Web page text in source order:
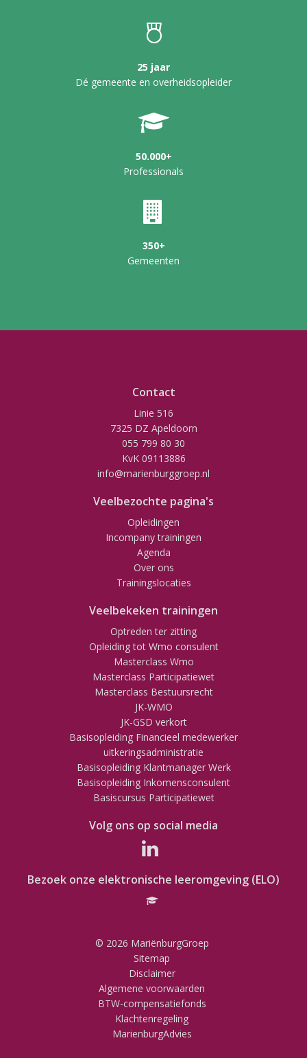
25 jaar
Dé gemeente en overheidsopleider
50.000+
Professionals
350+
Gemeenten
Contact
Linie 516
7325 DZ Apeldoorn
055 799 80 30
KvK 09113886
info@marienburggroep.nl
Veelbezochte pagina's
Opleidingen
Incompany trainingen
Agenda
Over ons
Trainingslocaties
Veelbekeken trainingen
Optreden ter zitting
Opleiding tot Wmo consulent
Masterclass Wmo
Masterclass Participatiewet
Masterclass Bestuursrecht
JK-WMO
JK-GSD verkort
Basisopleiding Financieel medewerker
uitkeringsadministratie
Basisopleiding Klantmanager Werk
Basisopleiding Inkomensconsulent
Basiscursus Participatiewet
Volg ons op social media
Bezoek onze elektronische leeromgeving (ELO)
© 2026 MariënburgGroep
Sitemap
Disclaimer
Algemene voorwaarden
BTW-compensatiefonds
Klachtenregeling
MarienburgAdvies